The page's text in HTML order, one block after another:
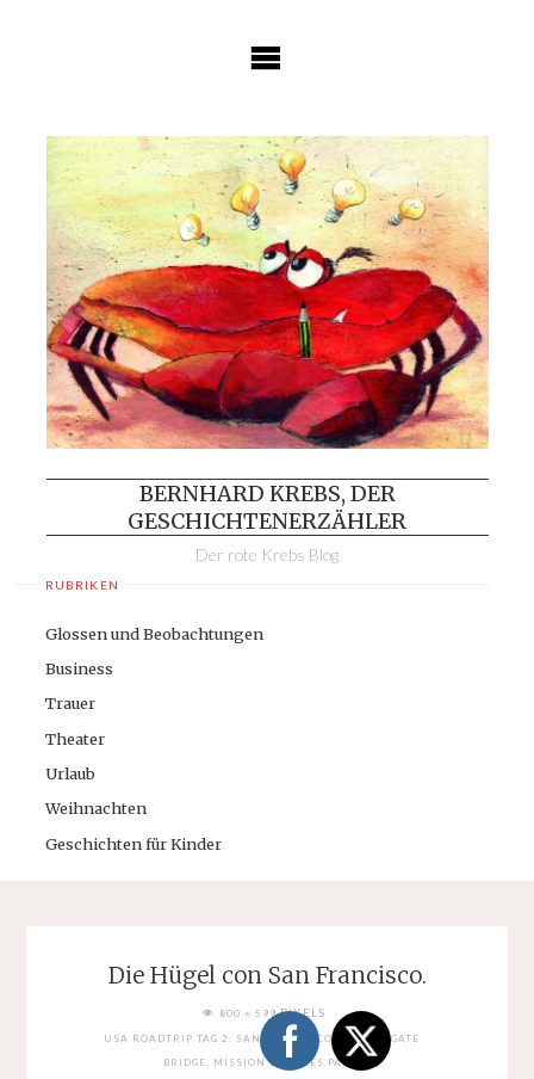
BERNHARD KREBS, DER
GESCHICHTENERZÄHLER
Der rote Krebs Blog
RUBRIKEN
Glossen und Beobachtungen
Business
Trauer
Theater
Urlaub
Weihnachten
Geschichten für Kinder
Die Hügel con San Francisco.
FULL800 × 599PIXELS
USA ROADTRIP TAG 2: SAN FRANCISCO. GOLDEN GATE
BRIDGE. MISSION DOLORES PARK